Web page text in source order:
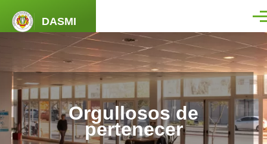
DASMI
Orgullosos de
pertenecer